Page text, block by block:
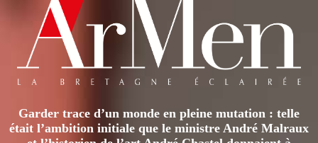
Garder trace d’un monde en pleine mutation : telle
était l’ambition initiale que le ministre André Malraux